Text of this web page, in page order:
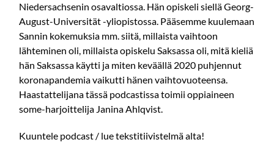
Niedersachsenin osavaltiossa. Hän opiskeli siellä Georg-
August-Universität -yliopistossa. Pääsemme kuulemaan
Sannin kokemuksia mm. siitä, millaista vaihtoon
lähteminen oli, millaista opiskelu Saksassa oli, mitä kieliä
hän Saksassa käytti ja miten keväällä 2020 puhjennut
koronapandemia vaikutti hänen vaihtovuoteensa.
Haastattelijana tässä podcastissa toimii oppiaineen
some-harjoittelija Janina Ahlqvist.
Kuuntele podcast / lue tekstitiivistelmä alta!